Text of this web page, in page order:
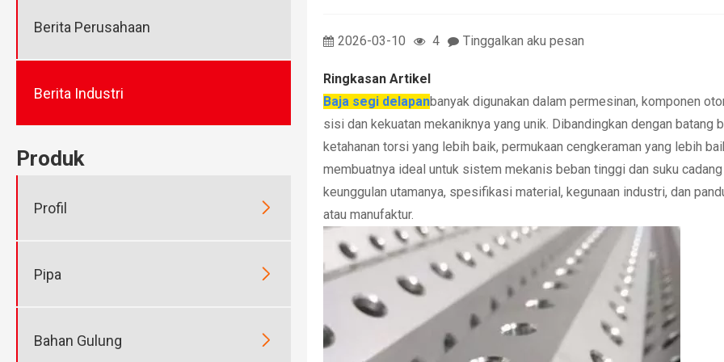
Berita Perusahaan
Berita Industri
Produk
Profil 
Pipa 
Bahan Gulung 
2026-03-10 4 Tinggalkan aku pesan
Ringkasan Artikel
Baja segi delapanbanyak digunakan dalam permesinan, komponen
sisi dan kekuatan mekaniknya yang unik. Dibandingkan dengan
ketahanan torsi yang lebih baik, permukaan cengkeraman yang lebih
membuatnya ideal untuk sistem mekanis beban tinggi dan suku
keunggulan utamanya, spesifikasi material, kegunaan industri, dan
atau manufaktur.